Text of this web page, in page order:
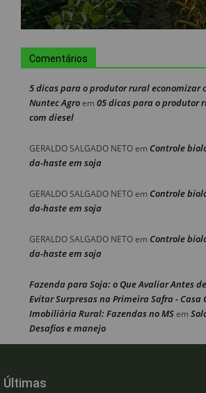
Comentários
5 dicas para o produtor rural economizar
Nuntec Agroem 05 dicas para o produtor
com diesel
GERALDO SALGADO NETOem Controle
da-haste em soja
GERALDO SALGADO NETOem Controle
da-haste em soja
GERALDO SALGADO NETOem Controle
da-haste em soja
Fazenda para Soja: o Que Avaliar Antes
Evitar Surpresas na Primeira Safra - Casa
Imobiliária Rural: Fazendas no MSem
Desafios e manejo
Últimas